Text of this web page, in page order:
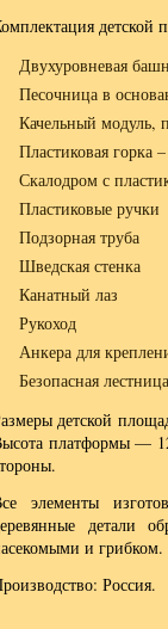
детской
Двухуровневая
Песочница в
Качельный модуль,
Пластиковая горка
Скалодром с
Пластиковые ручки
Подзорная труба
Шведская стенка
Канатный лаз
Рукоход
Анкера для
Безопасная
детской
платформы —
элементы
детали
и грибком.
Россия.